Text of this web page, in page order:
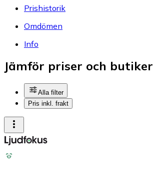
Prishistorik
Omdömen
Info
Jämför priser och butiker
Alla filter
Pris inkl. frakt